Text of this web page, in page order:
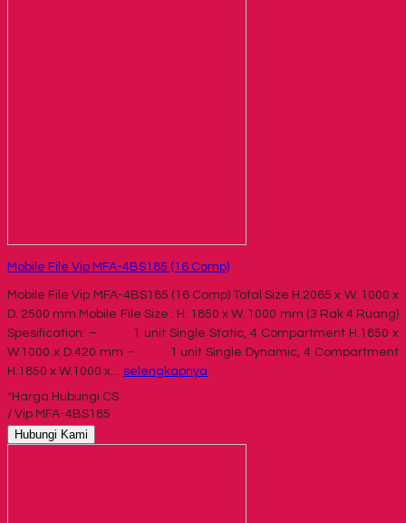
Mobile File Vip MFA-4BS185 (16 Comp)
Mobile File Vip MFA-4BS185 (16 Comp) Total Size H.2065 x W. 1000 x
D. 2500 mm Mobile File Size : H. 1850 x W. 1000 mm (3 Rak 4 Ruang)
Spesification: – 1 unit Single Static, 4 Compartment H.1850 x
W.1000 x D.420 mm – 1 unit Single Dynamic, 4 Compartment
H.1850 x W.1000 x… selengkapnya
*Harga Hubungi CS
/ Vip MFA-4BS185
Hubungi Kami